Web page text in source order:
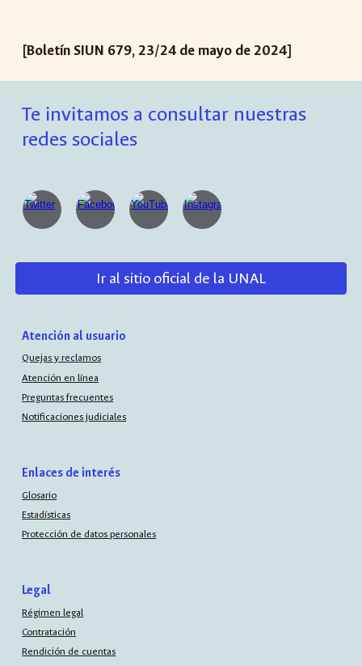
[Boletín SIUN 679, 23/24 de mayo de 2024]
Te invitamos a consultar nuestras
redes sociales
Ir al sitio oficial de la UNAL
Atención al usuario
Quejas y reclamos
Atención en línea
Preguntas frecuentes
Notificaciones judiciales
Enlaces de interés
Glosario
Estadísticas
Protección de datos personales
Legal
Régimen legal
Contratación
Rendición de cuentas